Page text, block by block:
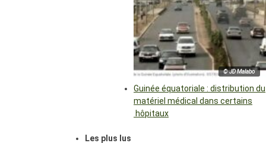
© JD Malabo
Guinée équatoriale : distribution du
matériel médical dans certains
hôpitaux
Les plus lus